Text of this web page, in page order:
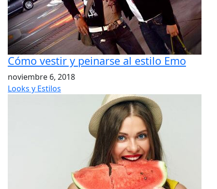
Cómo vestir y peinarse al estilo Emo
noviembre 6, 2018
Looks y Estilos